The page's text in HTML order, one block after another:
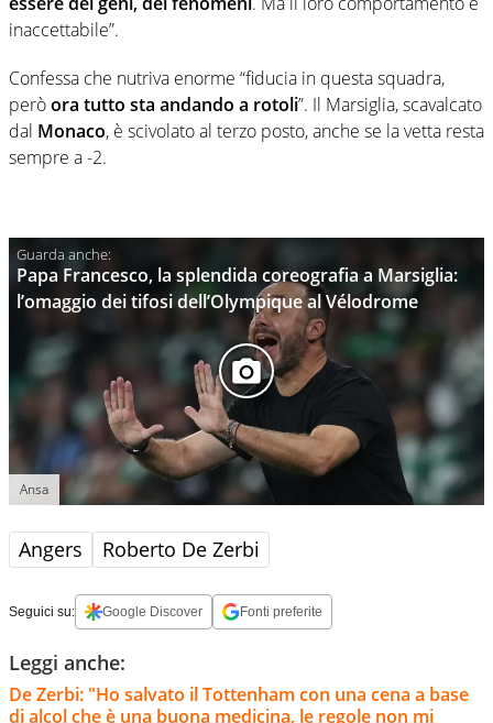
inaccettabile”.
Confessa che nutriva enorme “fiducia in questa squadra,
peròora tutto sta andando a rotoli”. Il Marsiglia, scavalcato
dal Monaco, è scivolato al terzo posto, anche se la vetta resta
sempre a -2.
Papa Francesco, la splendida coreografia a Marsiglia:
l’omaggio dei tifosi dell’Olympique al Vélodrome
Ansa
Angers Roberto De Zerbi
Seguici su: Google Discover Fonti preferite
Leggi anche:
De Zerbi: "Ho salvato il Tottenham con una cena a base
di alcol che è una buona medicina, le regole non mi